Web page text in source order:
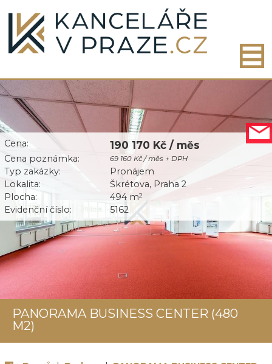
Cena: 190 170 Kč / měs
Cena poznámka: 69 160 Kč / měs + DPH
Typ zakázky:
Pronájem
Lokalita:
Škrétova, Praha 2
Plocha:
494 m2
Evidenční číslo: 5162
PANORAMA BUSINESS CENTER (480
M2)